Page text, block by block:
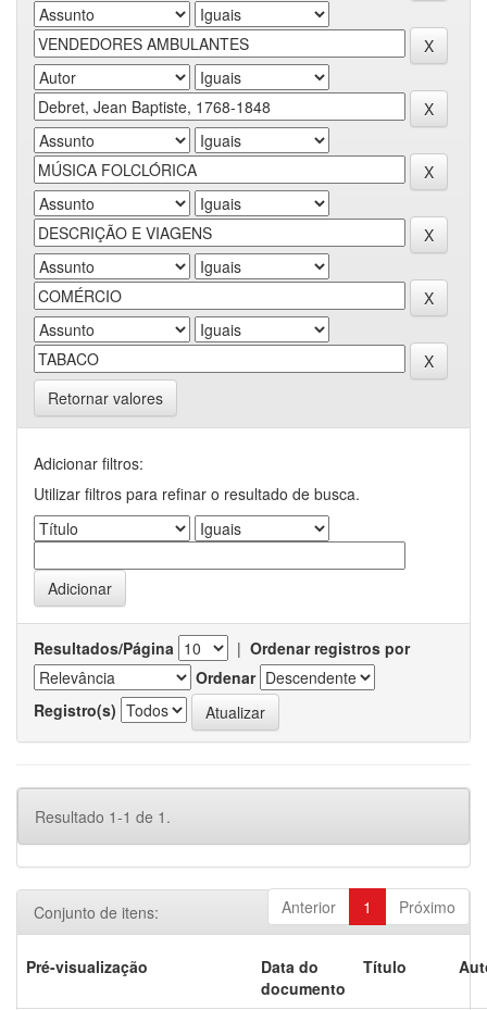
Retornar valores
Adicionar filtros:
Utilizar filtros para refinar o resultado de busca.
Resultados/Página | Ordenar registros por
Ordenar
Registro(s)
Resultado 1-1 de 1.
Anterior 1 Próximo
Conjunto de itens:
Pré-visualização
Data do
documento
Título